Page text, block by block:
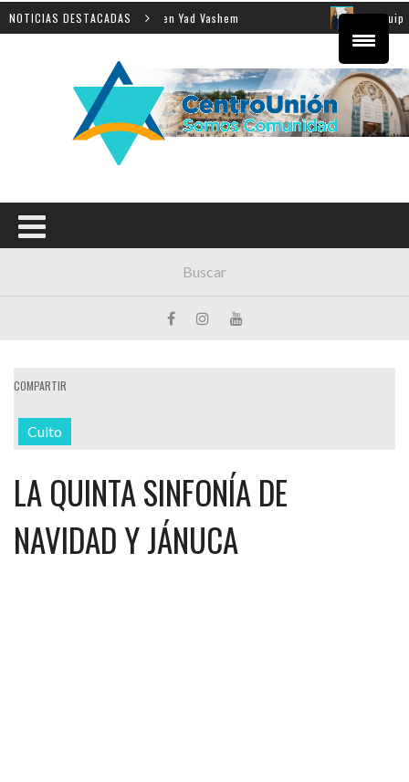
NOTICIAS DESTACADAS
de la Shoá en Yad Vashem El equipo
COMPARTIR
Culto
LA QUINTA SINFONÍA DE
NAVIDAD Y JÁNUCA